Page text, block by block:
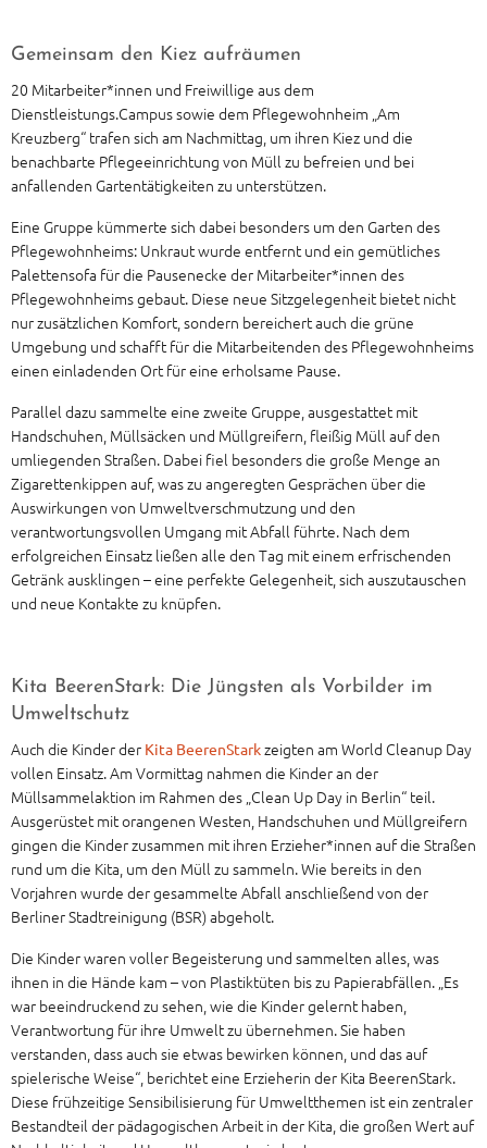
Gemeinsam den Kiez aufräumen
20 Mitarbeiter*innen und Freiwillige aus dem
Dienstleistungs.Campus sowie dem Pflegewohnheim „Am
Kreuzberg“ trafen sich am Nachmittag, um ihren Kiez und die
benachbarte Pflegeeinrichtung von Müll zu befreien und bei
anfallenden Gartentätigkeiten zu unterstützen.
Eine Gruppe kümmerte sich dabei besonders um den Garten des
Pflegewohnheims: Unkraut wurde entfernt und ein gemütliches
Palettensofa für die Pausenecke der Mitarbeiter*innen des
Pflegewohnheims gebaut. Diese neue Sitzgelegenheit bietet nicht
nur zusätzlichen Komfort, sondern bereichert auch die grüne
Umgebung und schafft für die Mitarbeitenden des Pflegewohnheims
einen einladenden Ort für eine erholsame Pause.
Parallel dazu sammelte eine zweite Gruppe, ausgestattet mit
Handschuhen, Müllsäcken und Müllgreifern, fleißig Müll auf den
umliegenden Straßen. Dabei fiel besonders die große Menge an
Zigarettenkippen auf, was zu angeregten Gesprächen über die
Auswirkungen von Umweltverschmutzung und den
verantwortungsvollen Umgang mit Abfall führte. Nach dem
erfolgreichen Einsatz ließen alle den Tag mit einem erfrischenden
Getränk ausklingen – eine perfekte Gelegenheit, sich auszutauschen
und neue Kontakte zu knüpfen.
Kita BeerenStark: Die Jüngsten als Vorbilder im
Umweltschutz
Auch die Kinder der Kita BeerenStarkzeigten am World Cleanup Day
vollen Einsatz. Am Vormittag nahmen die Kinder an der
Müllsammelaktion im Rahmen des „Clean Up Day in Berlin“ teil.
Ausgerüstet mit orangenen Westen, Handschuhen und Müllgreifern
gingen die Kinder zusammen mit ihren Erzieher*innen auf die Straßen
rund um die Kita, um den Müll zu sammeln. Wie bereits in den
Vorjahren wurde der gesammelte Abfall anschließend von der
Berliner Stadtreinigung (BSR) abgeholt.
Die Kinder waren voller Begeisterung und sammelten alles, was
ihnen in die Hände kam – von Plastiktüten bis zu Papierabfällen. „Es
war beeindruckend zu sehen, wie die Kinder gelernt haben,
Verantwortung für ihre Umwelt zu übernehmen. Sie haben
verstanden, dass auch sie etwas bewirken können, und das auf
spielerische Weise“, berichtet eine Erzieherin der Kita BeerenStark.
Diese frühzeitige Sensibilisierung für Umweltthemen ist ein zentraler
Bestandteil der pädagogischen Arbeit in der Kita, die großen Wert auf